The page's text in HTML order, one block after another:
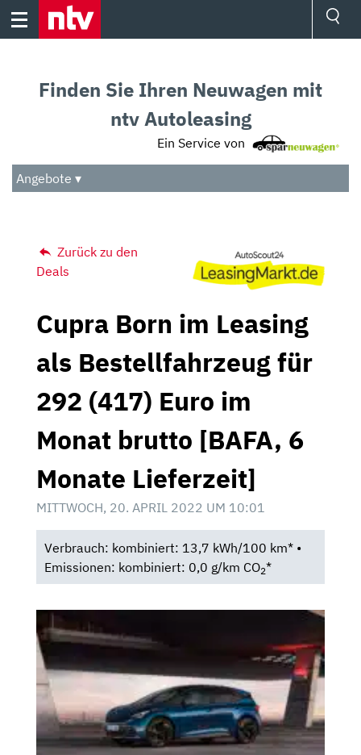
Skip
Audio
Das Beste
Finden Sie Ihren Neuwagen mit
ntv Autoleasing
Ein Service von
Angebote ▾
Zurück zu den
Deals
Cupra Born im Leasing
als Bestellfahrzeug für
292 (417) Euro im
Monat brutto [BAFA, 6
Monate Lieferzeit]
MITTWOCH, 20. APRIL 2022 UM 10:01
Verbrauch: kombiniert: 13,7 kWh/100 km* •
Emissionen: kombiniert: 0,0 g/km CO2*